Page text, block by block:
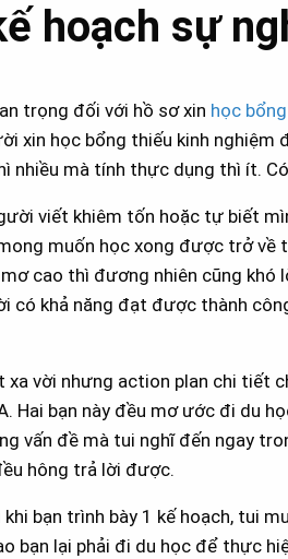
hoạch sự
trọng đối với hồ sơ xin học
xin học bổng thiếu kinh
nhiều mà tính thực dụng thì ít.
viết khiêm tốn hoặc tự biết
muốn học xong được trở về
cao thì đương nhiên cũng khó
có khả năng đạt được thành
xa vời nhưng action plan chi tiết
Hai bạn này đều mơ ước đi du
vấn đề mà tui nghĩ đến ngay
hông trả lời được.
bạn trình bày 1 kế hoạch, tui
bạn lại phải đi du học để thực